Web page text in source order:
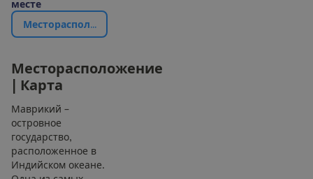
месте
Месторасполож
Месторасположение
Карта
Маврикий –
островное
государство,
расположенное в
Индийском океане.